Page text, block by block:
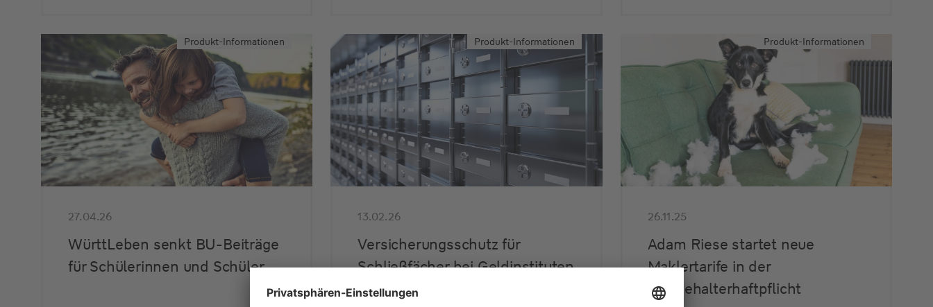
Produkt-Informationen
27.04.26
WürttLeben senkt BU-Beiträge
für Schülerinnen und Schüler
Produkt-Informationen
13.02.26
Versicherungsschutz für
Schließfächer bei Geldinstituten
Produkt-Informationen
26.11.25
Adam Riese startet neue
Maklertarife in der
Hundehalterhaftpflicht